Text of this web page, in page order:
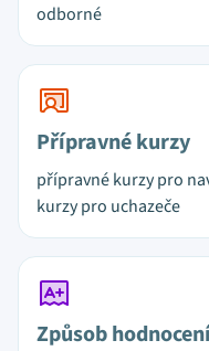
odborné
Přípravné kurzy
přípravné kurzy pro
kurzy pro uchazeče
Způsob